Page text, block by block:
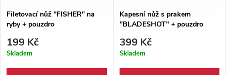
Filetovací nůž "FISHER" na
ryby + pouzdro
199 Kč
Skladem
Kapesní nůž s prakem
"BLADESHOT" + pouzdro
399 Kč
Skladem